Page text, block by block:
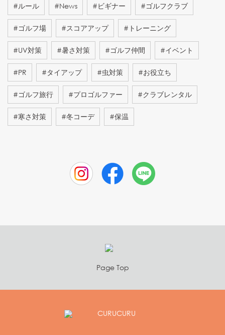
#ルール #News #ビギナー #ゴルフクラブ
#ゴルフ場 #スコアアップ # トレーニング
#UV対策 #暑さ対策 #ゴルフ仲間 #イベント
#PR #タイアップ #虫対策 #お役立ち
#ゴルフ旅行 #プロゴルファー #クラブレンタル
#寒さ対策 #冬コーデ #保温
Page Top